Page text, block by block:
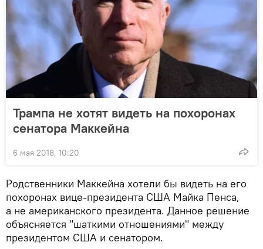
Трампа не хотят видеть на похоронах
сенатора Маккейна
6 мая 2018, 10:20
Родственники Маккейна хотели бы видеть на его
похоронах вице-президента США Майка Пенса,
а не американского президента. Данное решение
объясняется "шаткими отношениями" между
президентом США и сенатором.